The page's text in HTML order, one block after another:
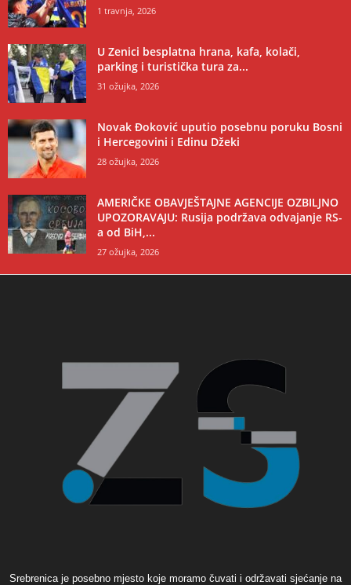
1 travnja, 2026
U Zenici besplatna hrana, kafa, kolači,
parking i turistička tura za...
31 ožujka, 2026
Novak Đoković uputio posebnu poruku Bosni
i Hercegovini i Edinu Džeki
28 ožujka, 2026
AMERIČKE OBAVJEŠTAJNE AGENCIJE OZBILJNO
UPOZORAVAJU: Rusija podržava odvajanje RS-
a od BiH,...
27 ožujka, 2026
Srebrenica je posebno mjesto koje moramo čuvati i održavati sjećanje na